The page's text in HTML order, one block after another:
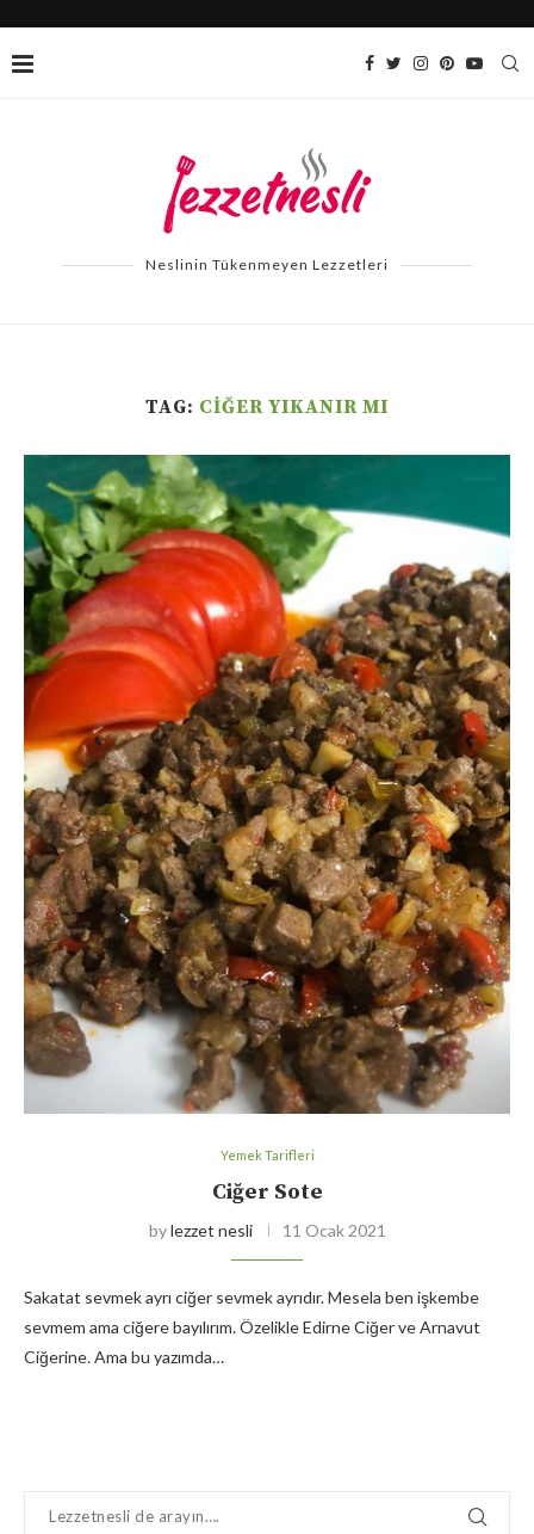
Neslinin Tükenmeyen Lezzetleri
TAG: CIĞER YIKANIR MI
Yemek Tarifleri
Ciğer Sote
bylezzet nesli 11 Ocak 2021
Sakatat sevmek ayrı ciğer sevmek ayrıdır. Mesela ben işkembe
sevmem ama ciğere bayılırım. Özelikle Edirne Ciğer ve Arnavut
Ciğerine. Ama bu yazımda…